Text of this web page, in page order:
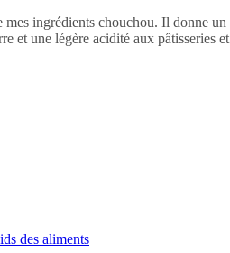
mes ingrédients chouchou. Il donne un
et une légère acidité aux pâtisseries et
des aliments